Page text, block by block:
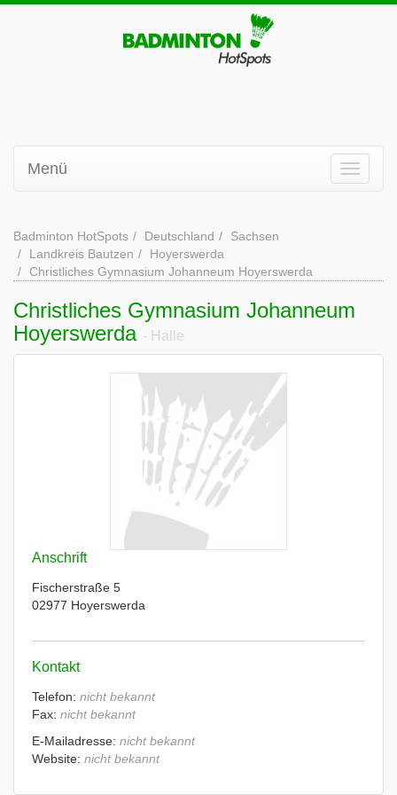
Menü
Badminton HotSpots Deutschland
Sachsen
Landkreis Bautzen
Hoyerswerda
Christliches Gymnasium Johanneum Hoyerswerda
Christliches Gymnasium Johanneum
Hoyerswerda - Halle
Anschrift
Fischerstraße 5
02977 Hoyerswerda
Kontakt
Telefon: nicht bekannt
Fax: nicht bekannt
E-Mailadresse: nicht bekannt
Website: nicht bekannt